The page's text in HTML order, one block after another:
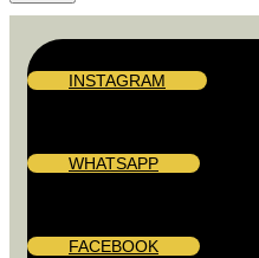
INSTAGRAM
WHATSAPP
FACEBOOK